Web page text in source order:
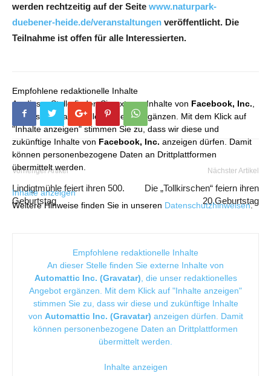
werden rechtzeitig auf der Seite www.naturpark-
duebener-heide.de/veranstaltungen veröffentlicht. Die
Teilnahme ist offen für alle Interessierten.
Empfohlene redaktionelle Inhalte
An dieser Stelle finden Sie externe Inhalte von Facebook, Inc.
die unser redaktionelles Angebot ergänzen. Mit dem Klick auf
"Inhalte anzeigen" stimmen Sie zu, dass wir diese und
zukünftige Inhalte von Facebook, Inc. anzeigen dürfen. Damit
können personenbezogene Daten an Drittplattformen
übermittelt werden.
Inhalte anzeigen
Weitere Hinweise finden Sie in unseren Datenschutzhinweisen.
Vorheriger Artikel
Lindigtmühle feiert ihren 500.
Geburtstag
Nächster Artikel
Die „Tollkirschen“ feiern ihren
20.Geburtstag
Empfohlene redaktionelle Inhalte
An dieser Stelle finden Sie externe Inhalte von
Automattic Inc. (Gravatar) , die unser redaktionelles
Angebot ergänzen. Mit dem Klick auf "Inhalte anzeigen"
stimmen Sie zu, dass wir diese und zukünftige Inhalte
von Automattic Inc. (Gravatar) anzeigen dürfen. Damit
können personenbezogene Daten an Drittplattformen
übermittelt werden.
Inhalte anzeigen